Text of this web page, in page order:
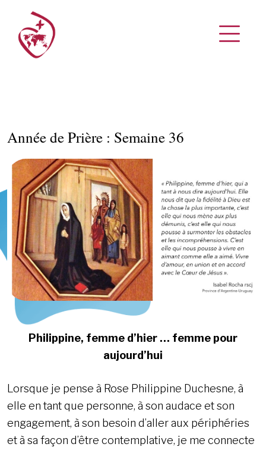
Année de Prière : Semaine 36
Philippine, femme d’hier … femme pour
aujourd’hui
Lorsque je pense à Rose Philippine Duchesne, à
elle en tant que personne, à son audace et son
engagement, à son besoin d’aller aux périphéries
et à sa façon d’être contemplative, je me connecte